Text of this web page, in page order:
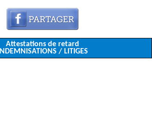
Attestations de retard
INDEMNISATIONS / LITIGES